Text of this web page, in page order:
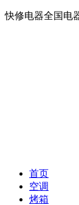
快修电器全国电
首页
空调
烤箱